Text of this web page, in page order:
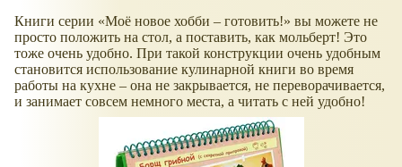
Книги серии
Моё новое хобби – готовить!
вы можете не
просто положить на стол, а поставить, как мольберт! Это
тоже очень удобно. При такой конструкции очень удобным
становится использование кулинарной книги во время
работы на кухне – она не закрывается, не переворачивается,
и занимает совсем немного места, а читать с ней удобно!